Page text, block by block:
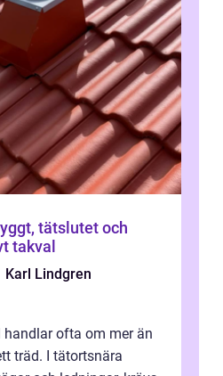
takval
Karl Lindgren
handlar ofta om mer än
träd. I tätortsnära